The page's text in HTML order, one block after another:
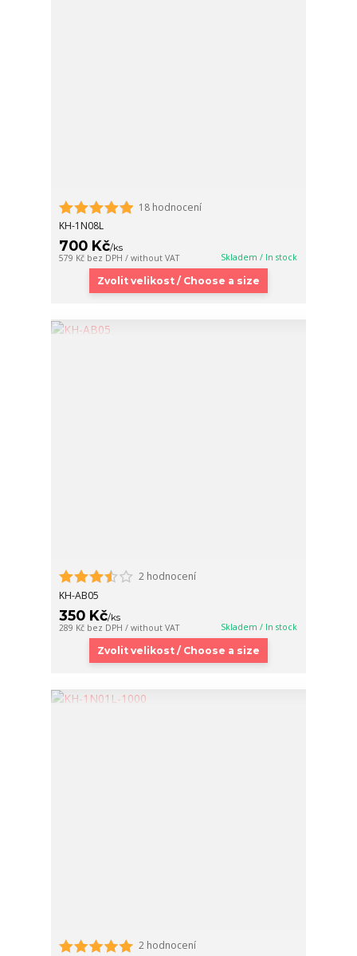
18 hodnocení
KH-1N08L
700 Kč/ks
579 Kč bez DPH / without VAT Skladem / In stock
Zvolit velikost / Choose a size
2 hodnocení
KH-AB05
350 Kč/ks
289 Kč bez DPH / without VAT Skladem / In stock
Zvolit velikost / Choose a size
2 hodnocení